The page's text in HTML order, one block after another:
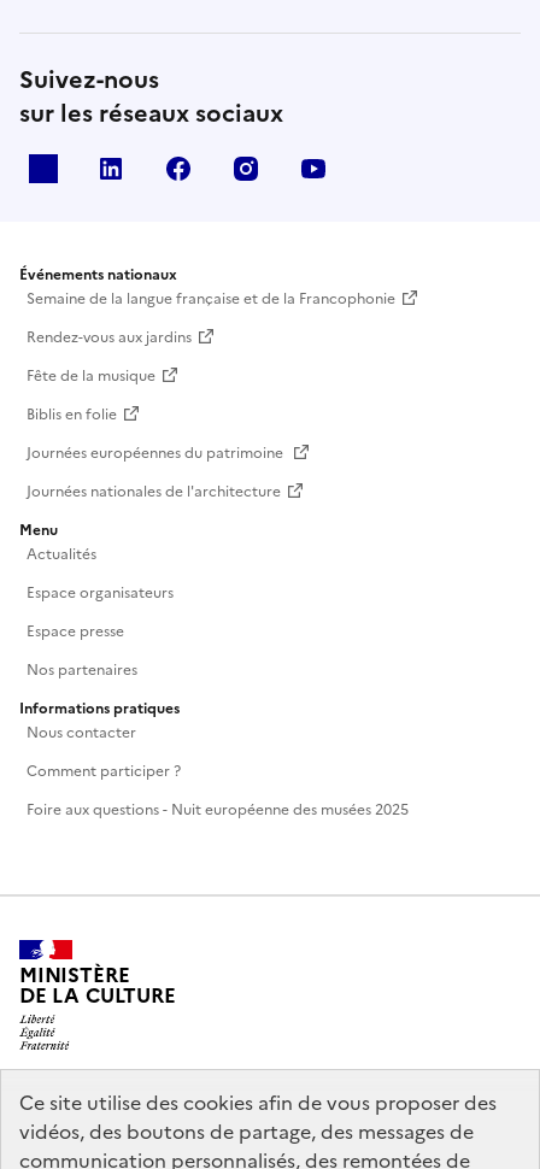
Ce site utilise des cookies afin de vous proposer des
vidéos, des boutons de partage, des messages de
communication personnalisés, des remontées de
Suivez-nous
sur les réseaux sociaux
Linkedin Facebook Instagram
Événements nationaux
Semaine de la langue française et de la Francophonie
Rendez-vous aux jardins
Fête de la musique
Biblis en folie
Journées européennes du patrimoine
Journées nationales de l'architecture
Menu
Actualités
Espace organisateurs
Espace presse
Nos partenaires
Informations pratiques
Nous contacter
Comment participer ?
Foire aux questions - Nuit européenne des musées 2025
MINISTÈRE
DE LA CULTURE
legifrance.gouv.fr
info.gouv.fr